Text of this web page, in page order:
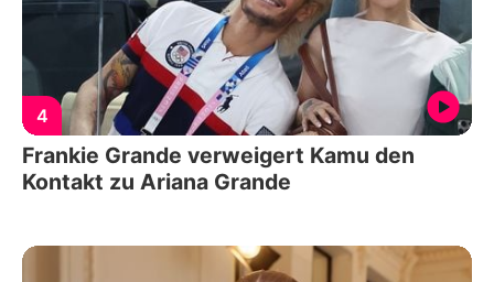
4
Frankie Grande verweigert Kamu den
Kontakt zu Ariana Grande